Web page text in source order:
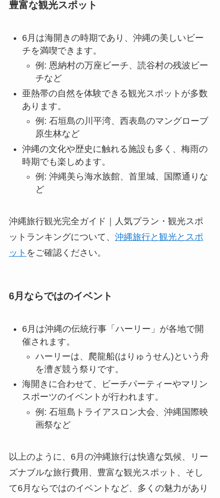
豊富な観光スポット
6月は海開きの時期であり、沖縄の美しいビー
チを満喫できます。
例: 恩納村の万座ビーチ、読谷村の残波ビー
チなど
亜熱帯の自然を体験できる観光スポットが多数
あります。
例: 石垣島の川平湾、西表島のマングローブ
原生林など
沖縄の文化や歴史に触れる施設も多く、梅雨の
時期でも楽しめます。
例: 沖縄美ら海水族館、首里城、国際通りな
ど
沖縄旅行観光完全ガイド｜人気プラン・観光スポ
ットランキングについて、 沖縄旅行と観光とスポ
ット をご確認ください。
6月ならではのイベント
6月は沖縄の伝統行事「ハーリー」が各地で開
催されます。
ハーリーは、爬龍船(はりゅうせん)という舟
を漕ぎ競う祭りです。
海開きに合わせて、ビーチパーティーやマリン
スポーツのイベントが行われます。
例: 石垣島トライアスロン大会、沖縄国際映
画祭など
以上のように、6月の沖縄旅行は快適な気候、リー
ズナブルな旅行費用、豊富な観光スポット、そし
て6月ならではのイベントなど、多くの魅力があり